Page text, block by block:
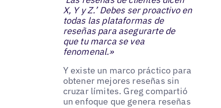
X, Y y Z.’ Debes ser proactivo en
todas las plataformas de
reseñas para asegurarte de
que tu marca se vea
fenomenal.»
Y existe un marco práctico para
obtener mejores reseñas sin
cruzar límites. Greg compartió
un enfoque que genera reseñas